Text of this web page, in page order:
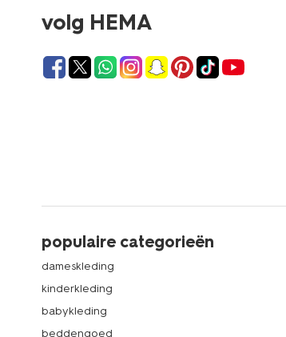
volg HEMA
populaire categorieën
dameskleding
kinderkleding
babykleding
beddengoed